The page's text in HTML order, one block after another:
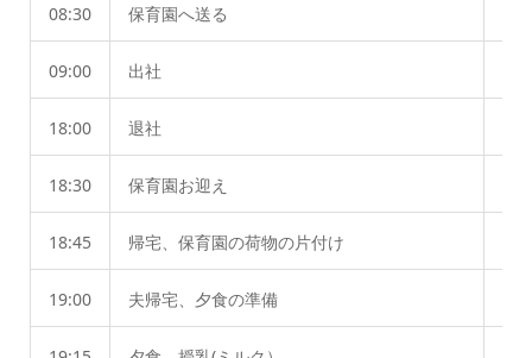
08:30 保育園へ送る
09:00 出社
18:00 退社
18:30 保育園お迎え
18:45 帰宅、保育園の荷物の片付け
19:00 夫帰宅、夕食の準備